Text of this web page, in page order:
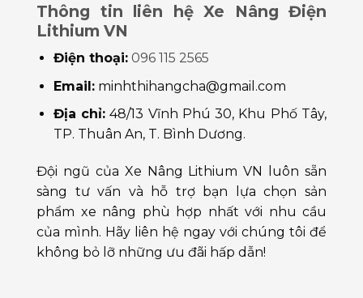
Thông tin liên hệ Xe Nâng Điện
Lithium VN
Điện thoại: 096 115 2565
Email:minhthihangcha@gmail.com
Địa chỉ: 48/13 Vĩnh Phú 30, Khu Phố Tây,
TP. Thuân An, T. Bình Dương.
Đội ngũ của Xe Nâng Lithium VN luôn sẵn
sàng tư vấn và hỗ trợ bạn lựa chọn sản
phẩm xe nâng phù hợp nhất với nhu cầu
của mình. Hãy liên hệ ngay với chúng tôi để
không bỏ lỡ những ưu đãi hấp dẫn!